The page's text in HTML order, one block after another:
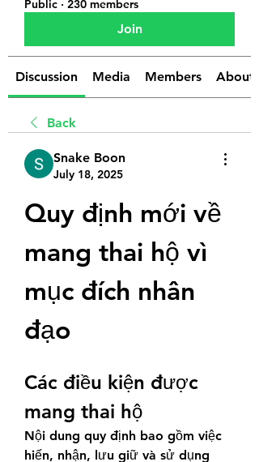
Public · 230 members
Join
Discussion Media Members About
Back
Snake Boon
July 18, 2025
Quy định mới về
mang thai hộ vì
mục đích nhân
đạo
Các điều kiện được
mang thai hộ
Nội dung quy định bao gồm việc
hiến, nhận, lưu giữ và sử dụng